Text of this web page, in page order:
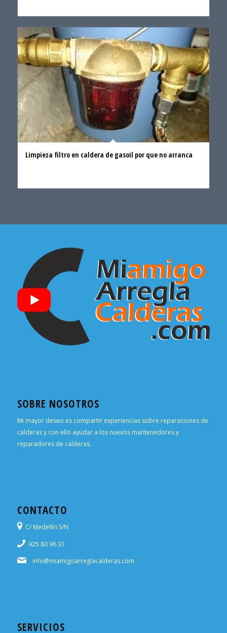
Limpieza filtro en caldera de gasoil por que no arranca
SOBRE NOSOTROS
Mi mayor deseo es compartir experiencias sobre reparaciones de
calderas y con ello ayudar a los nuevos mantenedores y
reparadores de calderas.
CONTACTO
C/ Medellín S/N
925 80 96 31
info@miamigoarreglacalderas.com
SERVICIOS